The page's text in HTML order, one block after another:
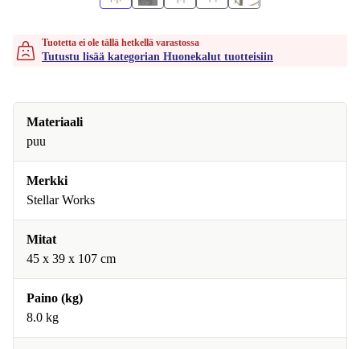
Tuotetta ei ole tällä hetkellä varastossa
Tutustu lisää kategorian Huonekalut tuotteisiin
Materiaali
puu
Merkki
Stellar Works
Mitat
45 x 39 x 107 cm
Paino (kg)
8.0 kg